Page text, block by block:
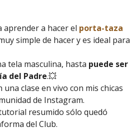
aprender a hacer el porta-taza
simple de hacer y es ideal para
tela masculina, hasta puede ser
del Padre.💥
clase en vivo con mis chicas
de Instagram.
resumido sólo quedó
del Club.